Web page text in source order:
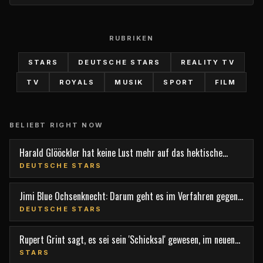
RUBRIKEN
STARS DEUTSCHE STARS REALITY TV
TV ROYALS MUSIK SPORT FILM
BELIEBT RIGHT NOW
Harald Glööckler hat keine Lust mehr auf das hektische
Berlin
DEUTSCHE STARS
Jimi Blue Ochsenknecht: Darum geht es im Verfahren gegen
den TV-Star
DEUTSCHE STARS
Rupert Grint sagt, es sei sein 'Schicksal' gewesen, im neuen
Film 'Nightborn' mitzuspielen
STARS